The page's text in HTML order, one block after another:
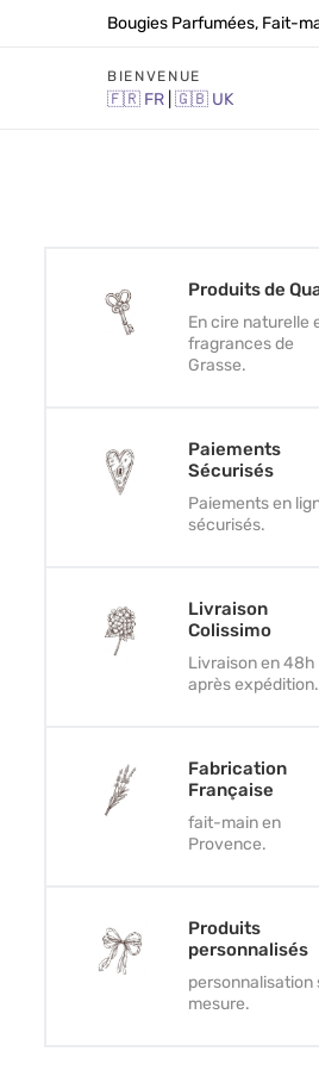
Bougies Parfumées, Fait-
BIENVENUE
🇫🇷 FR 🇬🇧 UK
Produits de
En cire naturelle
fragrances de
Grasse.
Paiements
Sécurisés
Paiements en
sécurisés.
Livraison
Colissimo
Livraison en 48h
après expédition.
Fabrication
Française
fait-main en
Provence.
Produits
personnalisés
personnalisation
mesure.